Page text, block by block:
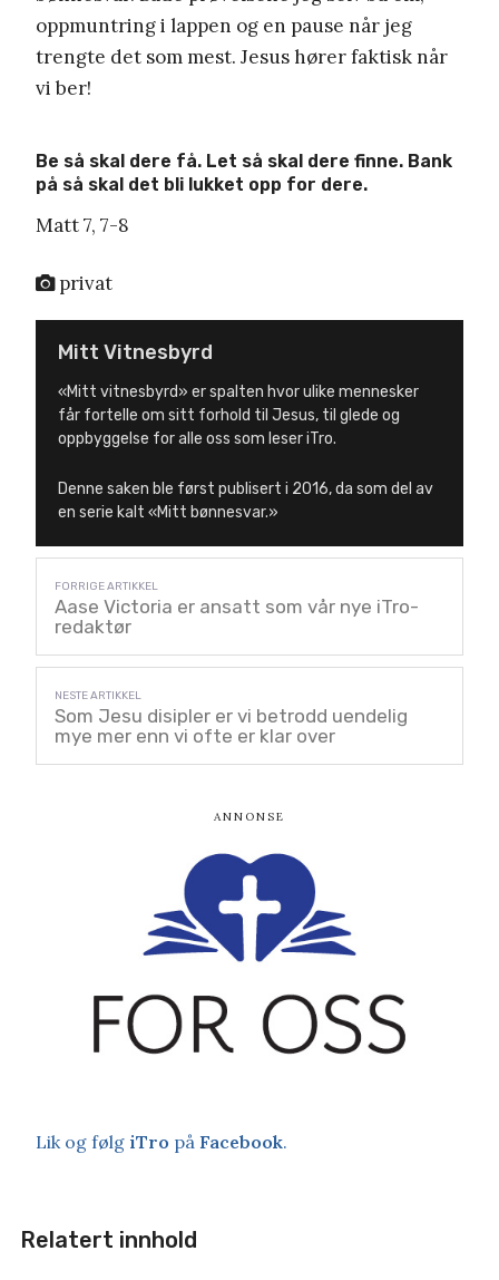
oppmuntring i lappen og en pause når jeg
trengte det som mest. Jesus hører faktisk når
vi ber!
Be så skal dere få. Let så skal dere finne. Bank
på så skal det bli lukket opp for dere.
Matt 7, 7-8
privat
Mitt Vitnesbyrd
«Mitt vitnesbyrd» er spalten hvor ulike mennesker
får fortelle om sitt forhold til Jesus, til glede og
oppbyggelse for alle oss som leser iTro.
Denne saken ble først publisert i 2016, da som del av
en serie kalt «Mitt bønnesvar.»
Aase Victoria er ansatt som vår nye iTro-
redaktør
Som Jesu disipler er vi betrodd uendelig
mye mer enn vi ofte er klar over
Lik og følg iTro på Facebook.
Relatert innhold